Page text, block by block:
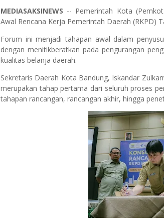
MEDIASAKSINEWS -- Pemerintah Kota
Awal Rencana Kerja Pemerintah Daerah (RKPD)
Forum ini menjadi tahapan awal dalam
dengan menitikberatkan pada pengurangan
kualitas belanja daerah.
Sekretaris Daerah Kota Bandung, Iskandar
merupakan tahap pertama dari seluruh proses
tahapan rancangan, rancangan akhir, hingga